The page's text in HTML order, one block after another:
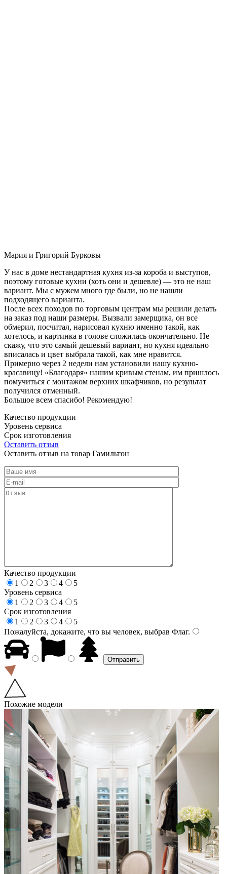
Мария и Григорий Бурковы
У нас в доме нестандартная кухня из-за короба и выступов,
поэтому готовые кухни (хоть они и дешевле) — это не наш
вариант. Мы с мужем много где были, но не нашли
подходящего варианта.
После всех походов по торговым центрам мы решили делать
на заказ под наши размеры. Вызвали замерщика, он все
обмерил, посчитал, нарисовал кухню именно такой, как
хотелось, и картинка в голове сложилась окончательно. Не
скажу, что это самый дешевый вариант, но кухня идеально
вписалась и цвет выбрала такой, как мне нравится.
Примерно через 2 недели нам установили нашу кухню-
красавицу! «Благодаря» нашим кривым стенам, им пришлось
помучиться с монтажом верхних шкафчиков, но результат
получился отменный.
Большое всем спасибо! Рекомендую!
Качество продукции
Уровень сервиса
Срок изготовления
Оставить отзыв
Оставить отзыв на товар Гамильтон
Качество продукции
1
2 3 4
5
Уровень сервиса
1
2 3 4
5
Срок изготовления
1
2 3 4
5
Пожалуйста, докажите, что вы человек, выбрав Флаг.
Похожие модели